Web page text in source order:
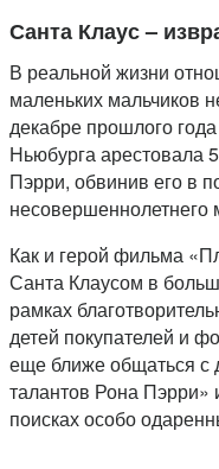
Санта Клаус –
В реальной жизни
маленьких мальчиков
декабре прошлого
Ньюбурга арестовала
Пэрри, обвинив его в
несовершеннолетнего
Как и герой фильма
Санта Клаусом в
рамках
детей покупателей и
еще ближе общаться с
талантов Рона Пэрри»
поисках особо